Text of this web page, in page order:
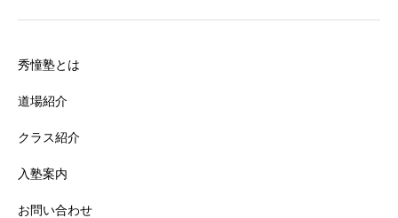
秀憧塾とは
道場紹介
クラス紹介
入塾案内
お問い合わせ